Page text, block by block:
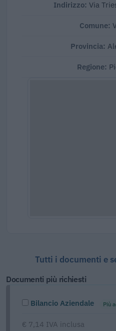
Indirizzo: Via
Comune:
Provincia:
Regione:
Tutti i documenti e
Documenti più richiesti
Bilancio Aziendale Più
€ 7,14 IVA inclusa